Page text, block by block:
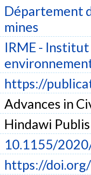
Département
mines
IRME -
https://
Advances in
Hindawi
10.1155/
https://